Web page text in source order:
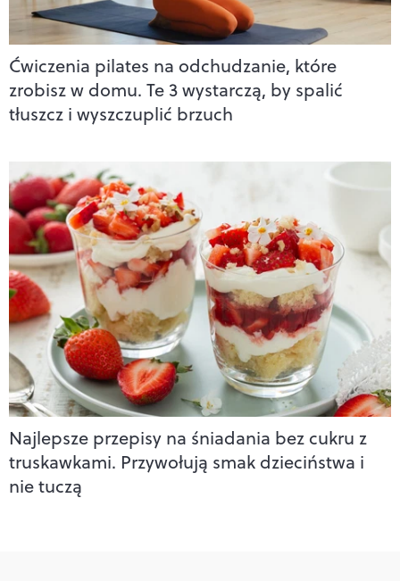
Ćwiczenia pilates na odchudzanie, które
zrobisz w domu. Te 3 wystarczą, by spalić
tłuszcz i wyszczuplić brzuch
Najlepsze przepisy na śniadania bez cukru z
truskawkami. Przywołują smak dzieciństwa i
nie tuczą